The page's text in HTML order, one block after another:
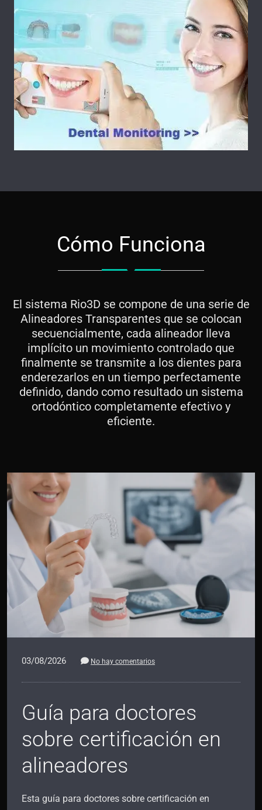
Cómo Funciona
El sistema Rio3D se compone de una serie de
Alineadores Transparentes que se colocan
secuencialmente, cada alineador lleva
implícito un movimiento controlado que
finalmente se transmite a los dientes para
enderezarlos en un tiempo perfectamente
definido, dando como resultado un sistema
ortodóntico completamente efectivo y
eficiente.
03/08/2026 No hay comentarios
Guía para doctores
sobre certificación en
alineadores
Esta guía para doctores sobre certificación en